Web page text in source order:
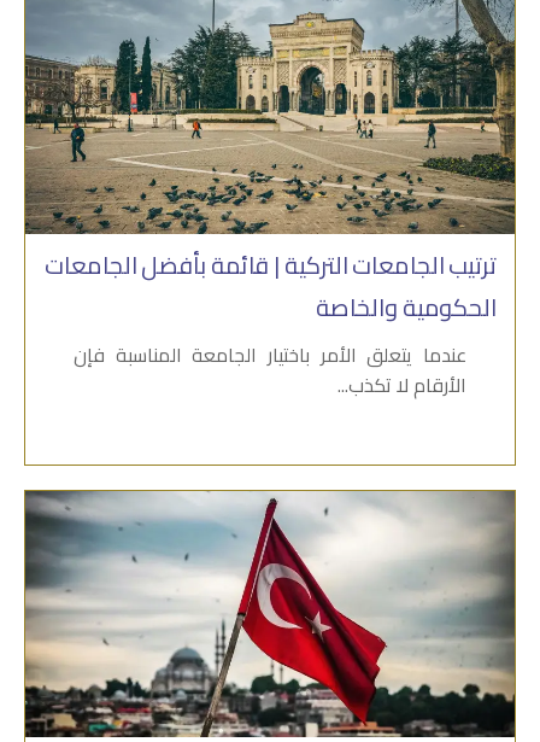
ترتيب الجامعات التركية | قائمة بأفضل الجامعات
الحكومية والخاصة
عندما يتعلق الأمر باختيار الجامعة المناسبة فإن
الأرقام لا تكذب...